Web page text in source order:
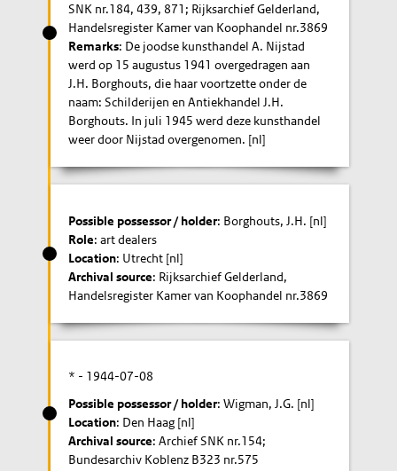
SNK nr.184, 439, 871; Rijksarchief Gelderland,
Handelsregister Kamer van Koophandel nr.3869
Remarks: De joodse kunsthandel A. Nijstad
werd op 15 augustus 1941 overgedragen aan
J.H. Borghouts, die haar voortzette onder de
naam: Schilderijen en Antiekhandel J.H.
Borghouts. In juli 1945 werd deze kunsthandel
weer door Nijstad overgenomen. [nl]
Possible possessor / holder: Borghouts, J.H. [nl]
Role: art dealers
Location: Utrecht [nl]
Archival source: Rijksarchief Gelderland,
Handelsregister Kamer van Koophandel nr.3869
* - 1944-07-08
Possible possessor / holder: Wigman, J.G. [nl]
Location: Den Haag [nl]
Archival source: Archief SNK nr.154;
Bundesarchiv Koblenz B323 nr.575